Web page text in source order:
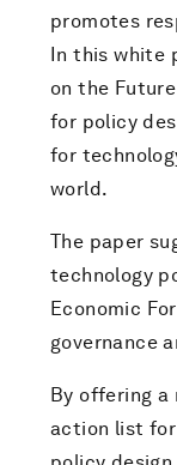
promotes
In this white
on the
for policy
for
world.
The paper
technology
Economic
governance
By offering a
action list